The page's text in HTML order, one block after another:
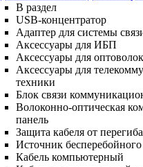
В раздел
USB-концентратор
Адаптер для системы
Аксессуары для ИБП
Аксессуары для
Аксессуары для
техники
Блок связи
Волоконно-оптическая
панель
Защита кабеля от перегиба
Источник
Кабель компьютерный